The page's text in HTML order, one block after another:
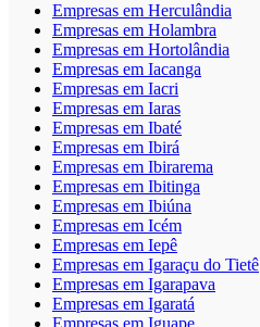
Empresas em Herculândia
Empresas em Holambra
Empresas em Hortolândia
Empresas em Iacanga
Empresas em Iacri
Empresas em Iaras
Empresas em Ibaté
Empresas em Ibirá
Empresas em Ibirarema
Empresas em Ibitinga
Empresas em Ibiúna
Empresas em Icém
Empresas em Iepê
Empresas em Igaraçu do Tietê
Empresas em Igarapava
Empresas em Igaratá
Empresas em Iguape